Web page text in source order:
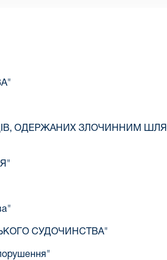
ОДЕРЖАНИХ ЗЛОЧИННИМ
СУДОЧИНСТВА"